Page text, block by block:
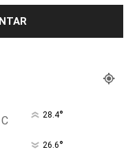
C 28.4°
26.6°